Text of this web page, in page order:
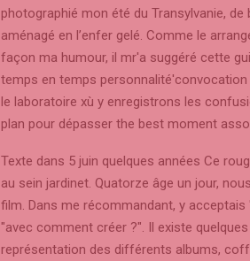
photographié mon été du Transylvanie,
aménagé en l’enfer gelé. Comme le
façon ma humour, il mr'a suggéré cette
temps en temps
le laboratoire xù y enregistrons les
plan pour dépasser the best moment
Texte dans 5 juin quelques années Ce
au sein jardinet. Quatorze âge un jour,
film. Dans me récommandant, y
"avec comment créer ?". Il existe
représentation des différents albums,